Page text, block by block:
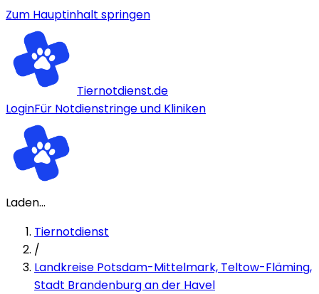
Zum Hauptinhalt springen
Tiernotdienst.de
LoginFür Notdienstringe und Kliniken
Laden...
Tiernotdienst
/
Landkreise Potsdam-Mittelmark, Teltow-Fläming,
Stadt Brandenburg an der Havel